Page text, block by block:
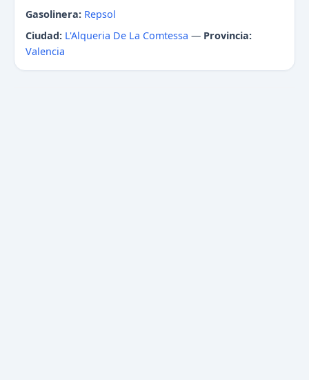
Gasolinera: Repsol
Ciudad: L'Alqueria De La Comtessa — Provincia:
Valencia